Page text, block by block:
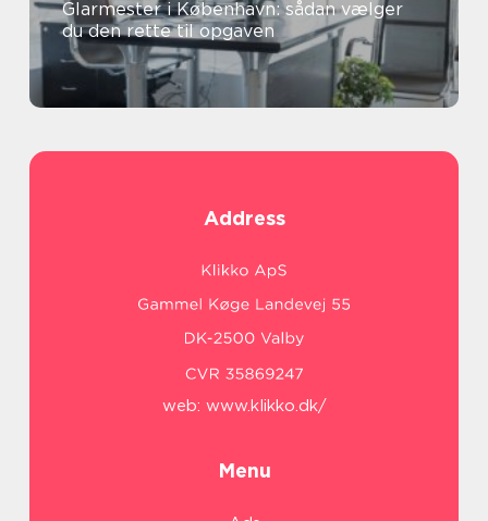
Glarmester i København: sådan vælger
du den rette til opgaven
Address
web: www.klikko.dk/
Menu